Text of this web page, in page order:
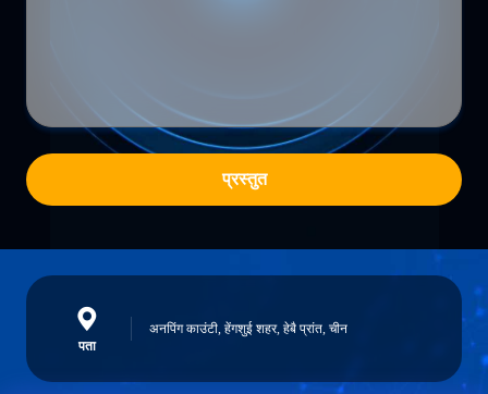
प्रस्तुत
पता
अनपिंग काउंटी, हेंगशुई शहर, हेबै प्रांत, चीन